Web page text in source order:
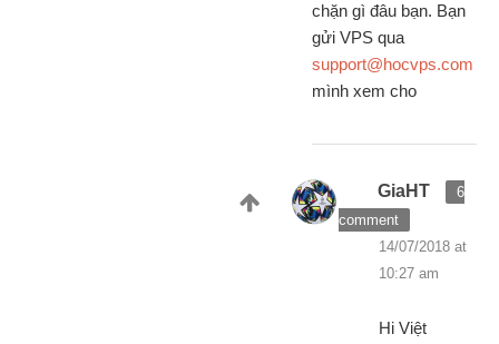
chặn gì đâu bạn. Bạn
gửi VPS qua
support@hocvps.com
mình xem cho
GiaHT
6
comment
14/07/2018 at
10:27 am
Hi Việt